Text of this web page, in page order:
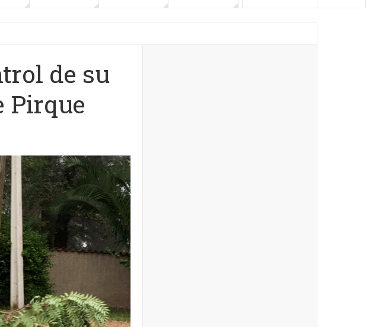
de su
Pirque